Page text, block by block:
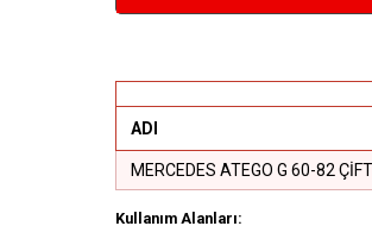
ADI
MERCEDES ATEGO G 60-82
Kullanım Alanları: